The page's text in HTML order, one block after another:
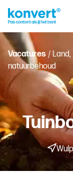
Vacatures /
natuurbehoud